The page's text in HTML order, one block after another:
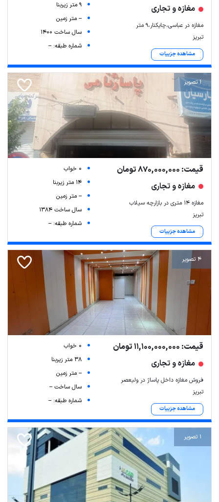
Leaflet| Map data ©ariamarz.com
مغازه و تجاری
مغازه در عباسی،چایکنار،۹ متر
تبریز
مشاهده جزییات
9 متر زیربنا
-- متر زمین
سال ساخت 1400
شماره طبقه: --
1 تصویر
قیمت: 870,000,000 تومان
مغازه و تجاری
مغازه ۱۴ متری در بازارچه سیلاب
تبریز
مشاهده جزییات
0 خواب
14 متر زیربنا
-- متر زمین
سال ساخت 1384
شماره طبقه: --
4 تصویر
قیمت: 11,100,000,000 تومان
مغازه و تجاری
فروش مغازه داخل پاساژ در ولیعصر
تبریز
مشاهده جزییات
0 خواب
38 متر زیربنا
-- متر زمین
سال ساخت --
شماره طبقه: --
1 تصویر